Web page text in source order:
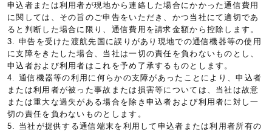
申込者または利用者が現地から連絡した場合にかかった通信費用
に関しては、その旨のご申告をいただき、かつ当社にて適切であ
ると判断した場合に限り、通信費用を請求金額から控除します。
3. 申告を受けた渡航先国に誤りがあり現地での通信機器等の使用
に支障をきたした場合、当社は一切の責任を負わないものとし、
申込者および利用者はこれを予め了承するものとします。
4. 通信機器等の利用に何らかの支障があったことにより、申込者
または利用者が被った事故または損害等については、当社は故意
または重大な過失がある場合を除き申込者および利用者に対し一
切の責任を負わないものとします。
5. 当社が提供する通信端末を利用して申込者または利用者所有の